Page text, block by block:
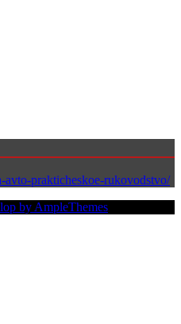
prakticheskoe-rukovodstvo/
by AmpleThemes